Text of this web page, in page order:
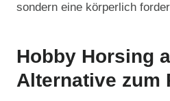
sondern eine körperlich
Hobby Horsing
Alternative zum